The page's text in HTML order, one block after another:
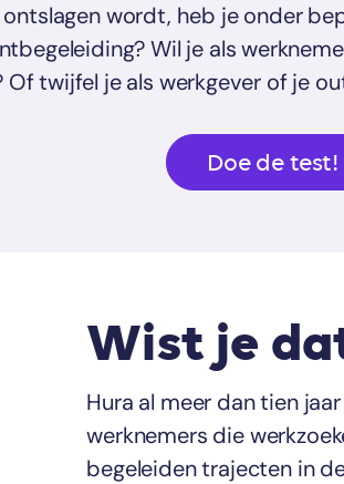
ontslagen wordt, heb je onder
Wil je als
Of twijfel je als werkgever of je
Doe de test!
Wist je
Hura al meer dan tien
werknemers die
begeleiden trajecten in